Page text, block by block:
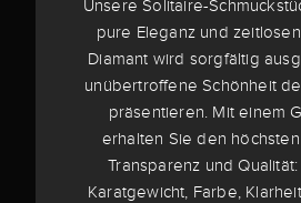
Unsere Solitaire-
pure Eleganz und
Diamant wird sorgfältig
unübertroffene Schönheit
präsentieren. Mit einem
erhalten Sie den
Transparenz und
Karatgewicht, Farbe,